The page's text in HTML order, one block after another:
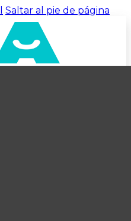
Saltar al pie de página